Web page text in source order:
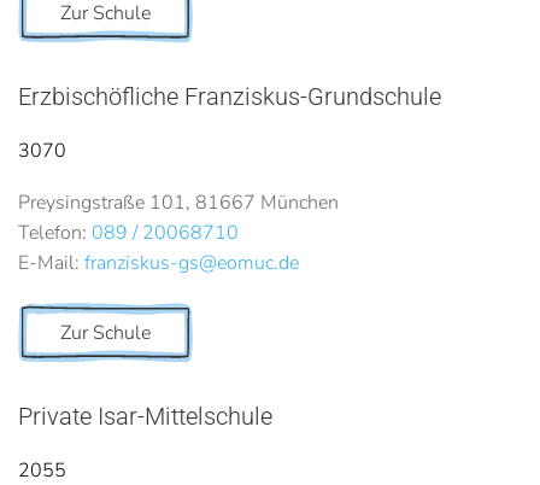
Zur Schule
Erzbischöfliche Franziskus-Grundschule
3070
Preysingstraße 101, 81667 München
Telefon: 089 / 20068710
E-Mail: franziskus-gs@eomuc.de
Zur Schule
Private Isar-Mittelschule
2055